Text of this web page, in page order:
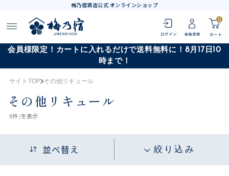
梅乃宿酒造公式 オンラインショップ
0
会員様限定！カートに入れるだけで送料無料に！8月17日10
時まで！
サイトTOP その他リキュール
その他リキュール
0件 /を表示
並べ替え 絞り込み